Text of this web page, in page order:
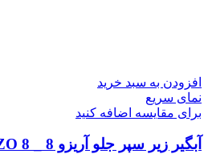
افزودن به سبد خرید
نمای سریع
برای مقایسه اضافه کنید
آبگیر زیر سپر جلو آریزو 8 _ ARRIZO 8